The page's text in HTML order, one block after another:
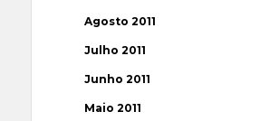
Agosto 2011
Julho 2011
Junho 2011
Maio 2011